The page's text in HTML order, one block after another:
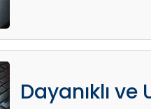
Dayanıklı